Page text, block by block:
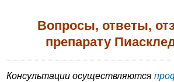
Вопросы, ответы,
препарату
Консультации осуществляются